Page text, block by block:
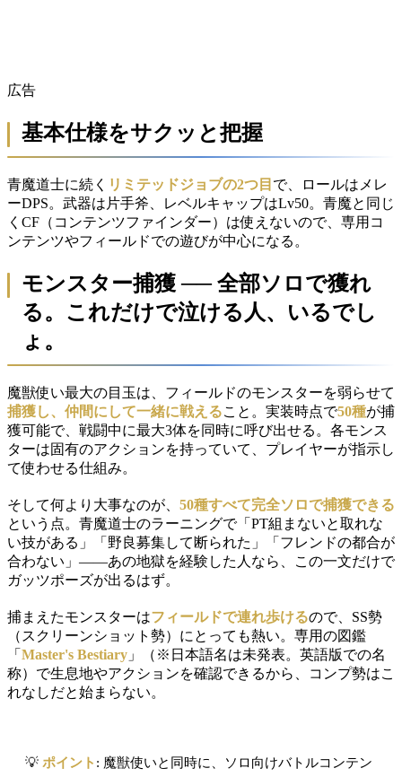
広告
基本仕様をサクッと把握
青魔道士に続く リミテッドジョブの2つ目 で、ロールはメレ
ーDPS。武器は片手斧、レベルキャップはLv50。青魔と同じ
くCF（コンテンツファインダー）は使えないので、専用コ
ンテンツやフィールドでの遊びが中心になる。
モンスター捕獲 ── 全部ソロで獲れ
る。これだけで泣ける人、いるでし
ょ。
魔獣使い最大の目玉は、フィールドのモンスターを弱らせて
捕獲し、仲間にして一緒に戦えること。実装時点で50種が捕
獲可能で、戦闘中に最大3体を同時に呼び出せる。各モンス
ターは固有のアクションを持っていて、プレイヤーが指示し
て使わせる仕組み。
そして何より大事なのが、 50種すべて完全ソロで捕獲できる
という点。青魔道士のラーニングで「PT組まないと取れな
い技がある」「野良募集して断られた」「フレンドの都合が
合わない」――あの地獄を経験した人なら、この一文だけで
ガッツポーズが出るはず。
捕まえたモンスターはフィールドで連れ歩けるので、SS勢
（スクリーンショット勢）にとっても熱い。専用の図鑑
「 Master's Bestiary 」（※日本語名は未発表。英語版での名
称）で生息地やアクションを確認できるから、コンプ勢はこ
れなしだと始まらない。
💡 ポイント : 魔獣使いと同時に、ソロ向けバトルコンテン